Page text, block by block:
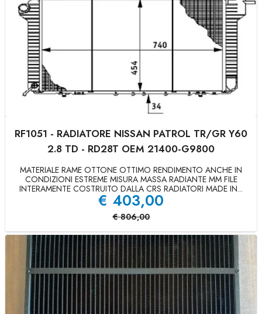
RF1051 - RADIATORE NISSAN PATROL TR/GR Y60
2.8 TD - RD28T OEM 21400-G9800
MATERIALE RAME OTTONE OTTIMO RENDIMENTO ANCHE IN
CONDIZIONI ESTREME MISURA MASSA RADIANTE MM FILE
INTERAMENTE COSTRUITO DALLA CRS RADIATORI MADE IN...
€ 403,00
€ 806,00